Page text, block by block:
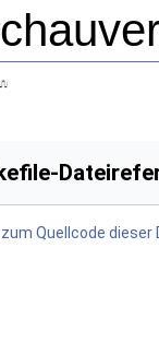
Quellcode dieser